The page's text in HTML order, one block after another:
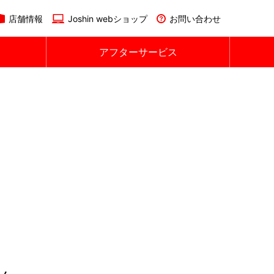
店舗情報 Joshin webショップ お問い合わせ
アフターサービス